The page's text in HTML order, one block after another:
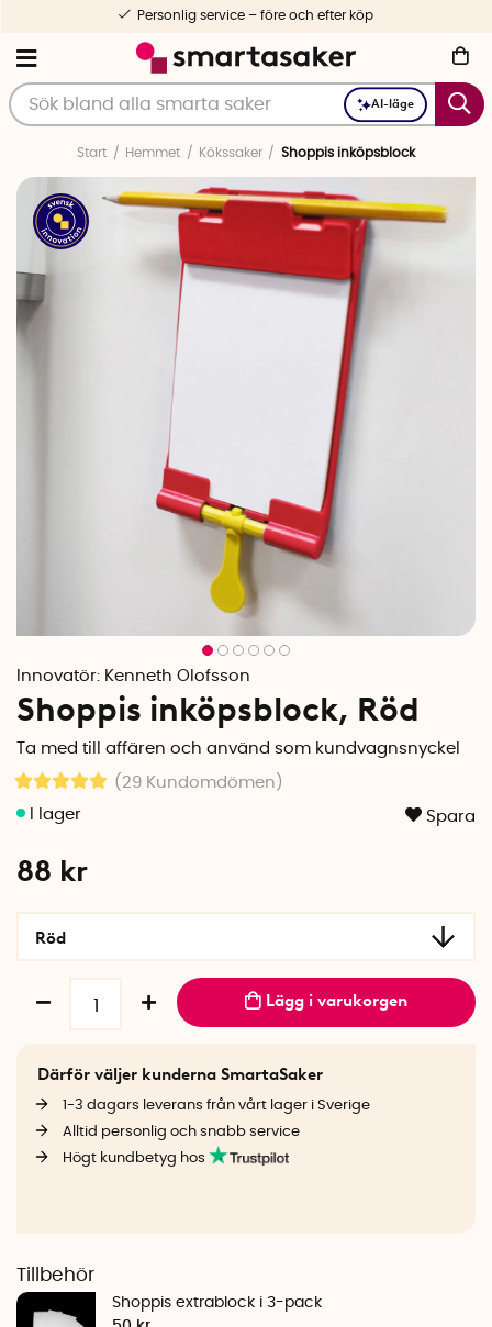
AI-läge
Personlig service – före och efter köp
Start Hemmet Kökssaker Shoppis inköpsblock
Innovatör: Kenneth Olofsson
Shoppis inköpsblock, Röd
Ta med till affären och använd som kundvagnsnyckel
(29 Kundomdömen )
Spara
88 kr
Röd
Lägg i varukorgen
Därför väljer kunderna SmartaSaker
1-3 dagars leverans från vårt lager i Sverige
Alltid personlig och snabb service
Högt kundbetyg hos
Tillbehör
Shoppis extrablock i 3-pack